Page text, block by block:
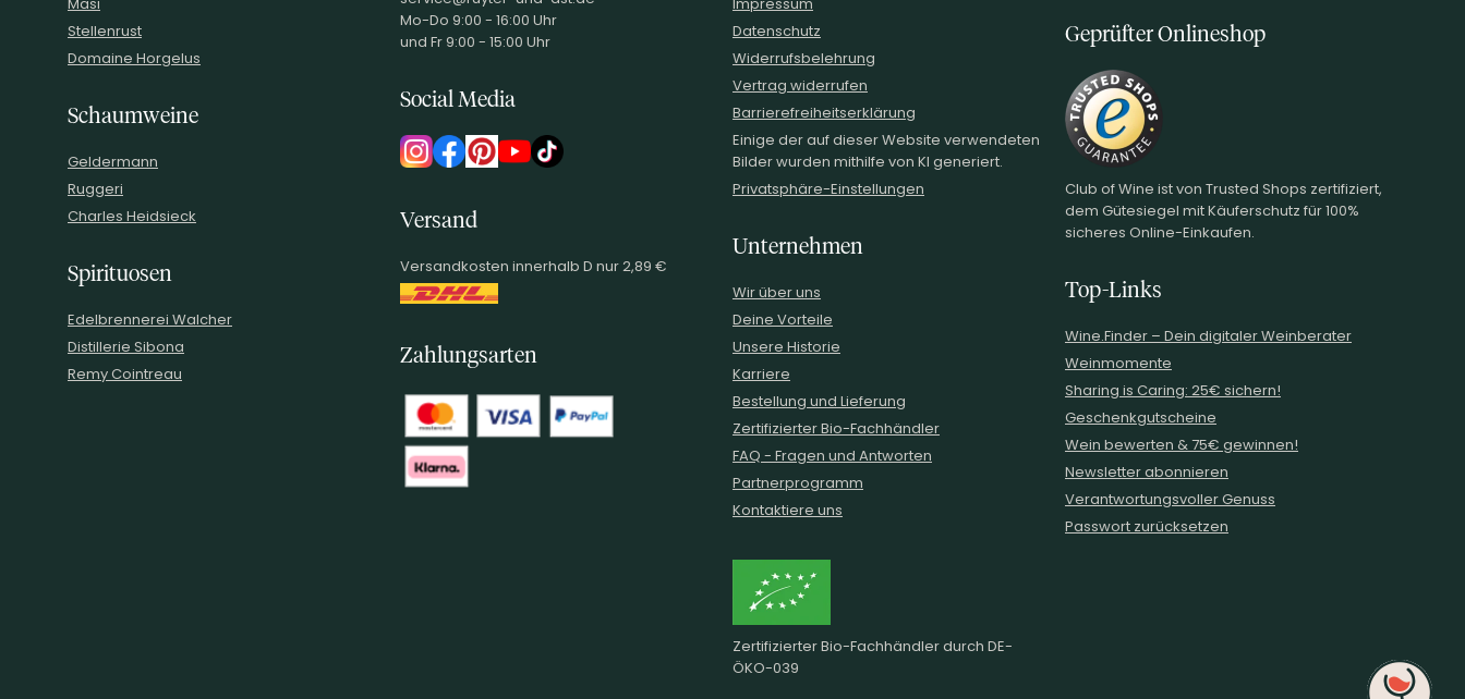
Stellenrust
Domaine Horgelus
Schaumweine
Geldermann
Ruggeri
Charles Heidsieck
Spirituosen
Edelbrennerei Walcher
Distillerie Sibona
Remy Cointreau
Mo-Do 9:00 - 16:00 Uhr
und Fr 9:00 - 15:00 Uhr
Social Media
Versand
Versandkosten innerhalb D nur 2,89 €
Zahlungsarten
Datenschutz
Widerrufsbelehrung
Vertrag widerrufen
Barrierefreiheitserklärung
Einige der auf dieser Website verwendeten
Bilder wurden mithilfe von KI generiert.
Privatsphäre-Einstellungen
Unternehmen
Wir über uns
Deine Vorteile
Unsere Historie
Karriere
Bestellung und Lieferung
Zertifizierter Bio-Fachhändler
FAQ - Fragen und Antworten
Partnerprogramm
Kontaktiere uns
Zertifizierter Bio-Fachhändler durch DE-
ÖKO-039
Geprüfter Onlineshop
Club of Wine ist von Trusted Shops zertifiziert,
dem Gütesiegel mit Käuferschutz für 100%
sicheres Online-Einkaufen.
Top-Links
Wine.Finder – Dein digitaler Weinberater
Weinmomente
Sharing is Caring: 25€ sichern!
Geschenkgutscheine
Wein bewerten & 75€ gewinnen!
Newsletter abonnieren
Verantwortungsvoller Genuss
Passwort zurücksetzen